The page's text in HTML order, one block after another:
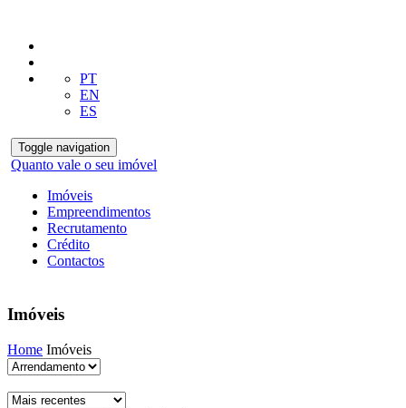
PT
EN
ES
Toggle navigation
Quanto vale o seu imóvel
Imóveis
Empreendimentos
Recrutamento
Crédito
Contactos
Imóveis
Home Imóveis